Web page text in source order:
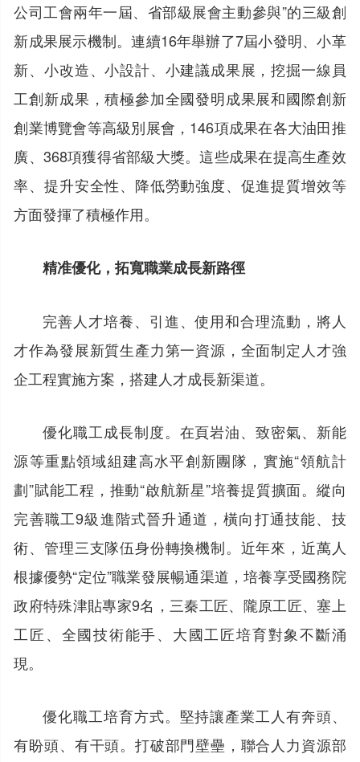
公司工會兩年一屆、省部級展會主動參與”的三級創
新成果展示機制。連續16年舉辦了7屆小發明、小革
新、小改造、小設計、小建議成果展，挖掘一線員
工創新成果，積極參加全國發明成果展和國際創新
創業博覽會等高級別展會，146項成果在各大油田推
廣、368項獲得省部級大獎。這些成果在提高生產效
率、提升安全性、降低勞動強度、促進提質增效等
方面發揮了積極作用。
精准優化，拓寬職業成長新路徑
完善人才培養、引進、使用和合理流動，將人
才作為發展新質生產力第一資源，全面制定人才強
企工程實施方案，搭建人才成長新渠道。
優化職工成長制度。在頁岩油、致密氣、新能
源等重點領域組建高水平創新團隊，實施“領航計
劃”賦能工程，推動“啟航新星”培養提質擴面。縱向
完善職工9級進階式晉升通道，橫向打通技能、技
術、管理三支隊伍身份轉換機制。近年來，近萬人
根據優勢“定位”職業發展暢通渠道，培養享受國務院
政府特殊津貼專家9名，三秦工匠、隴原工匠、塞上
工匠、全國技術能手、大國工匠培育對象不斷涌
現。
優化職工培育方式。堅持讓產業工人有奔頭、
有盼頭、有干頭。打破部門壁壘，聯合人力資源部